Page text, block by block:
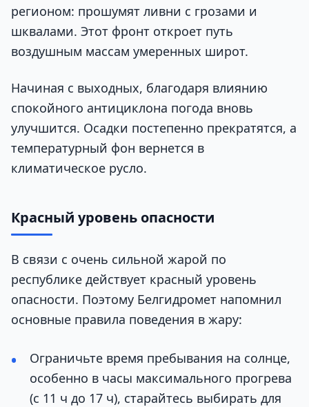
регионом: прошумят ливни с грозами и
шквалами. Этот фронт откроет путь
воздушным массам умеренных широт.
Начиная с выходных, благодаря влиянию
спокойного антициклона погода вновь
улучшится. Осадки постепенно прекратятся, а
температурный фон вернется в
климатическое русло.
Красный уровень опасности
В связи с очень сильной жарой по
республике действует красный уровень
опасности. Поэтому Белгидромет напомнил
основные правила поведения в жару:
Ограничьте время пребывания на солнце,
особенно в часы максимального прогрева
(с 11 ч до 17 ч), старайтесь выбирать для